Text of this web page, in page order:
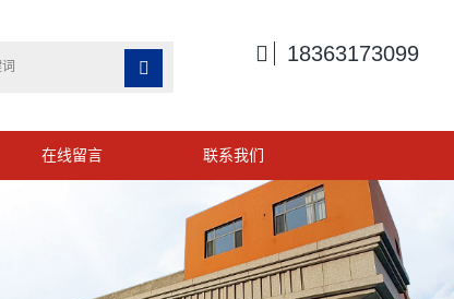

 18363173099
在线留言 联系我们